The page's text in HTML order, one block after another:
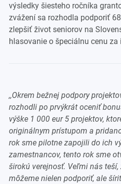
výsledky šiesteho ročníka
zvážení sa rozhodla podporiť
zlepšiť život seniorov na
hlasovanie o špeciálnu cenu
,,Okrem bežnej podpory
rozhodli po prvýkrát oceniť
výške 1 000 eur 5 projektov,
originálnym prístupom a
rok sme pilotne zapojili do ich
zamestnancov, tento rok sme
širokú verejnosť. Veľmi nás
môžeme nielen podporiť, ale